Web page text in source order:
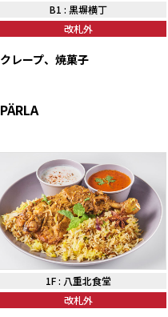
B1 : 黒塀横丁
改札外
クレープ、焼菓子
PÄRLA
1F: 八重北食堂
改札外